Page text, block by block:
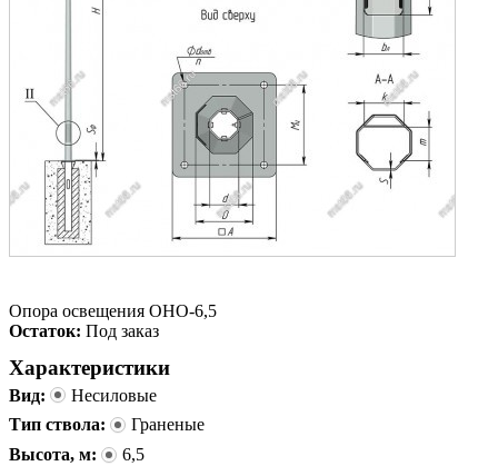
Опора освещения ОНО-6,5
Остаток: Под заказ
Характеристики
Вид:
Несиловые
Тип ствола:
Граненые
Высота, м:
6,5